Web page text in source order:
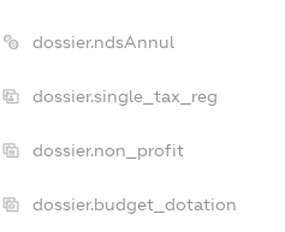
dossier.ndsAnnul
dossier.single_tax_reg
dossier.non_profit
dossier.budget_dotation